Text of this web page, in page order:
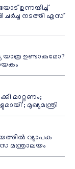
ഉന്നയിച്ച്
ചർച്ച നടത്തി എസ്
ഉണ്ടാകുമോ?
മാറ്റണം;
മുഖ്യമന്ത്രി
വ്യാപക
മന്ത്രാലയം